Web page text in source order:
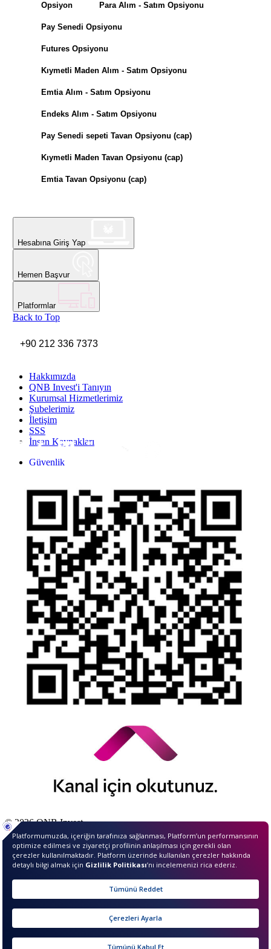
Opsiyon Para Alım - Satım Opsiyonu
Pay Senedi Opsiyonu
Futures Opsiyonu
Kıymetli Maden Alım - Satım Opsiyonu
Emtia Alım - Satım Opsiyonu
Endeks Alım - Satım Opsiyonu
Pay Senedi sepeti Tavan Opsiyonu (cap)
Kıymetli Maden Tavan Opsiyonu (cap)
Emtia Tavan Opsiyonu (cap)
Hesabına Giriş Yap
Hemen Başvur
Platformlar
Back to Top
+90 212 336 7373
Hakkımızda
QNB Invest'i Tanıyın
Kurumsal Hizmetlerimiz
Şubelerimiz
İletişim
SSS
İnsan Kaynakları
Güvenlik
İhbar Formu
Yasal Duyurular
Bilgi Toplumu Hizmetleri
Kişisel Verilerin Korunması
YTM - Zamanaşımına Uğrayacak Emanet ve Alacaklar
Kamuyu Aydınlatma Esaslarına İlişkin Duyuru
TwittLink
© 2026 QNB Invest,
QNBiştirakidir.
Merhaba ben InvestIQ. Size
nasıl yardımcı olabilirim?